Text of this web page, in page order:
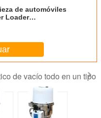
de automóviles
Loader
precio de fábrica
de vacío todo en un tipo